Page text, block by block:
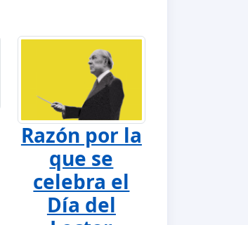
Razón por la
que se
celebra el
Día del